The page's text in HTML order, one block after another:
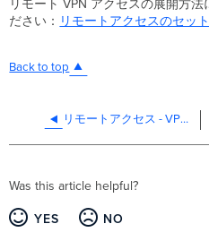
リモート VPN アクセスの展開方
ださい： リモートアクセスのセッ
Back to top
リモートアクセス - VPN アクセスポスチャ
Was this article helpful?
YES NO